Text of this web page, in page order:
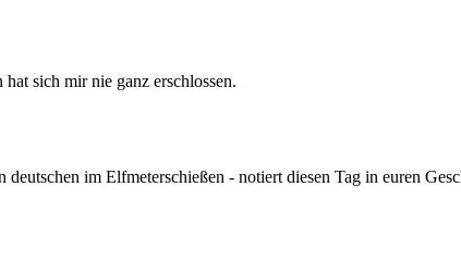
sich mir nie ganz erschlossen.
im Elfmeterschießen - notiert diesen Tag in euren